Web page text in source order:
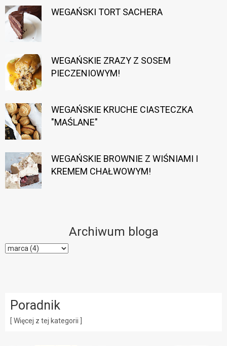
WEGAŃSKI TORT SACHERA
WEGAŃSKIE ZRAZY Z SOSEM
PIECZENIOWYM!
WEGAŃSKIE KRUCHE CIASTECZKA
"MAŚLANE"
WEGAŃSKIE BROWNIE Z WIŚNIAMI I
KREMEM CHAŁWOWYM!
Archiwum bloga
Poradnik
[ Więcej z tej kategorii ]